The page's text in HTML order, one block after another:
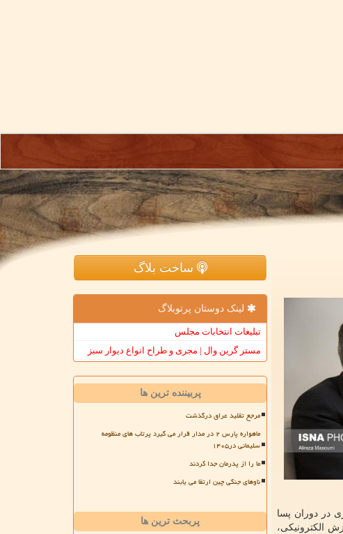
در دوران پسا
الکترونیکی،
ساخت بلاگ
لینک دوستان پرتوبلاگ
تبلیغات انتخابات مجلس
مستر گرین وال | مجری و طراح انواع دیوار سبز
پربیننده ترین ها
مرجع تقلید عراق درگذشت
ماهواره پارس ۲ در مدار قرار می گیرد پرتاب های منظومه
سلیمانی در۱۴۰۵
ما را از پدرمان جدا کردند
ناوهای جنگی چین ارتقا می یابند
پربحث ترین ها